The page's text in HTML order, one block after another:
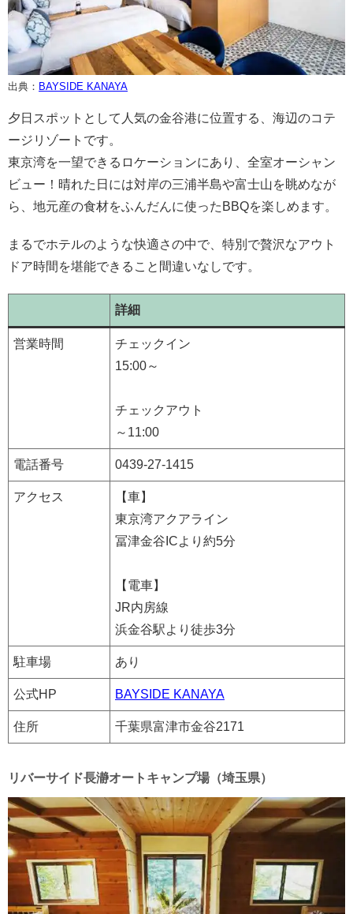
出典： BAYSIDE KANAYA
夕日スポットとして人気の金谷港に位置する、海辺のコテ
ージリゾートです。
東京湾を一望できるロケーションにあり、全室オーシャン
ビュー！晴れた日には対岸の三浦半島や富士山を眺めなが
ら、地元産の食材をふんだんに使ったBBQを楽しめます。
まるでホテルのような快適さの中で、特別で贅沢なアウト
ドア時間を堪能できること間違いなしです。
詳細
営業時間
チェックイン
15:00～
チェックアウト
～11:00
電話番号 0439-27-1415
アクセス
【車】
東京湾アクアライン
冨津金谷ICより約5分
【電車】
JR内房線
浜金谷駅より徒歩3分
駐車場 あり
公式HP BAYSIDE KANAYA
住所 千葉県富津市金谷2171
リバーサイド長瀞オートキャンプ場（埼玉県）